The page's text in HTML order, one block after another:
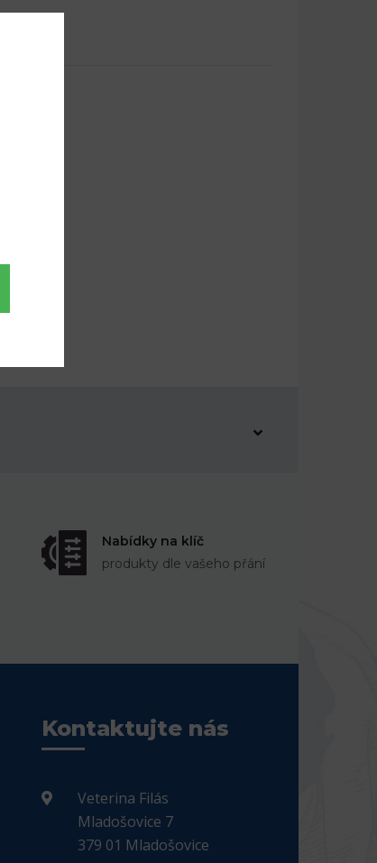
Nabídky na klíč
produkty dle vašeho přání
Kontaktujte nás
Veterina Filás
Mladošovice 7
379 01 Mladošovice